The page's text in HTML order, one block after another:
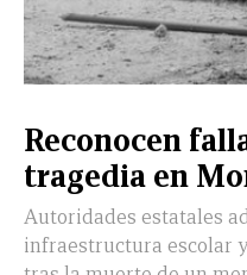
X
LEÓN
DE
VIDA
Reconocen
tragedia en
Autoridades estatales
infraestructura escolar